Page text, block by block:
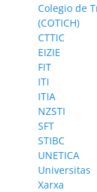
Colegio de
(COTICH)
CTTIC
EIZIE
FIT
ITI
ITIA
NZSTI
SFT
STIBC
UNETICA
Universitas
Xarxa